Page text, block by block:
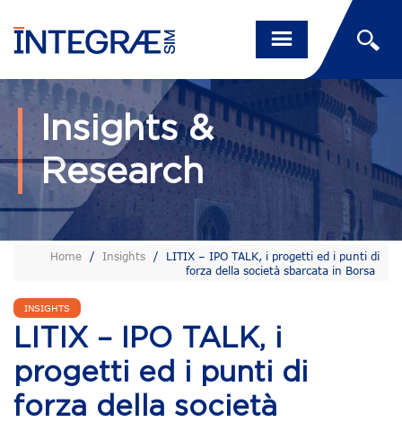
Insights &
Research
Home / Insights /
LITIX – IPO TALK, i progetti ed i punti di
forza della società sbarcata in Borsa
INSIGHTS
LITIX – IPO TALK, i
progetti ed i punti di
forza della società